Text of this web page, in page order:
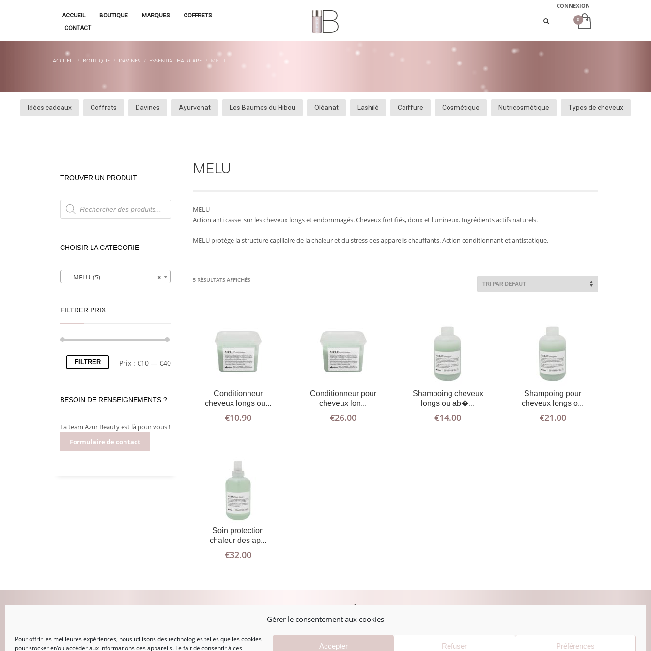
Gérer le consentement aux cookies
Pour offrir les meilleures expériences, nous utilisons des technologies telles que les cookies
pour stocker et/ou accéder aux informations des appareils. Le fait de consentir à ces
Accepter Refuser Préférences
CONNEXION
ACCUEIL BOUTIQUE MARQUES
COFFRETS
CONTACT
ACCUEIL BOUTIQUE DAVINES ESSENTIAL HAIRCARE MELU
Idées cadeaux Coffrets Davines Ayurvenat Les Baumes du Hibou Oléanat Lashilé Coiffure Cosmétique Nutricosmétique Types de cheveux
MELU
MELU
Action anti casse sur les cheveux longs et endommagés. Cheveux fortifiés, doux et lumineux. Ingrédients actifs naturels.
MELU protège la structure capillaire de la chaleur et du stress des appareils chauffants. Action conditionnant et antistatique.
5 RÉSULTATS AFFICHÉS
Conditionneur
cheveux longs ou...
€10.90
AJOUTER
PLUS
Conditionneur pour
cheveux lon...
€26.00
AJOUTER
PLUS
Shampoing cheveux
longs ou ab�...
€14.00
AJOUTER
PLUS
Shampoing pour
cheveux longs o...
€21.00
Soin protection
chaleur des ap...
€32.00
AJOUTER
AU PANIER
PLUS
D'INFOS
TROUVER UN PRODUIT
Recherche
de
produits
CHOISIR LA CATEGORIE
×
MELU (5)
FILTRER PRIX
FILTRER Prix :€10 —€40
BESOIN DE RENSEIGNEMENTS ?
La team Azur Beauty est là pour vous !
Formulaire de contact
CONNEXION
Accueil